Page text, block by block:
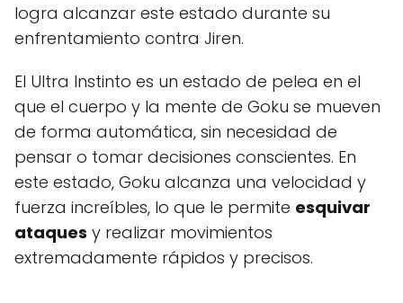
logra alcanzar este estado durante su
enfrentamiento contra Jiren.
El Ultra Instinto es un estado de pelea en el
que el cuerpo y la mente de Goku se mueven
de forma automática, sin necesidad de
pensar o tomar decisiones conscientes. En
este estado, Goku alcanza una velocidad y
fuerza increíbles, lo que le permite esquivar
ataques y realizar movimientos
extremadamente rápidos y precisos.